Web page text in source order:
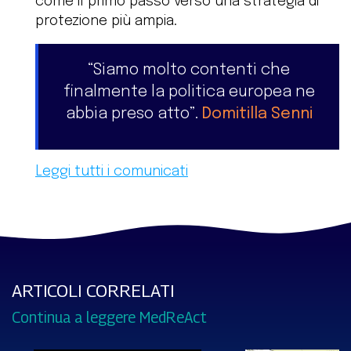
protezione più ampia.
“Siamo molto contenti che
finalmente la politica europea ne
abbia preso atto”. Domitilla Senni
Leggi tutti i comunicati
ARTICOLI CORRELATI
Continua a leggere MedReAct